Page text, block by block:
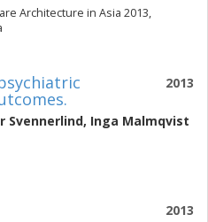
Architecture in Asia 2013,
2013
Svennerlind, Inga Malmqvist
2013